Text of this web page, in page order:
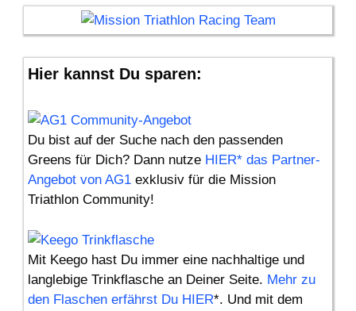
Hier kannst Du sparen:
Du bist auf der Suche nach den passenden
Greens für Dich? Dann nutze HIER* das Partner-
Angebot von AG1 exklusiv für die Mission
Triathlon Community!
Mit Keego hast Du immer eine nachhaltige und
langlebige Trinkflasche an Deiner Seite. Mehr zu
den Flaschen erfährst Du HIER*. Und mit dem